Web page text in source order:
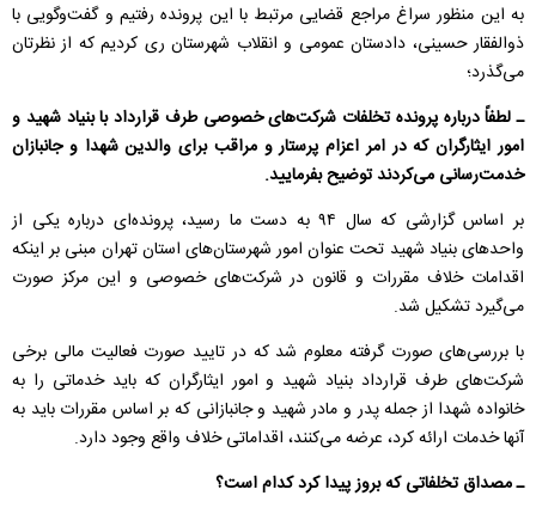
به این منظور سراغ مراجع قضایی مرتبط با این پرونده رفتیم و گفت‌وگویی با
ذوالفقار حسینی، دادستان عمومی و انقلاب شهرستان ری کردیم که از نظرتان
می‌گذرد؛
ـ لطفاً درباره پرونده تخلفات شرکت‌های خصوصی طرف قرارداد با بنیاد شهید و
امور ایثارگران که در امر اعزام پرستار و مراقب برای والدین شهدا و جانبازان
خدمت‌رسانی می‌کردند توضیح بفرمایید.
بر اساس گزارشی که سال ۹۴ به دست ما رسید، پرونده‌ای درباره یکی از
واحدهای بنیاد شهید تحت عنوان امور شهرستان‌های استان تهران مبنی بر اینکه
اقدامات خلاف مقررات و قانون در شرکت‌های خصوصی و این مرکز صورت
می‌گیرد تشکیل شد.
با بررسی‌های صورت گرفته معلوم شد که در تایید صورت فعالیت مالی برخی
شرکت‌های طرف قرارداد بنیاد شهید و امور ایثارگران که باید خدماتی را به
خانواده شهدا از جمله پدر و مادر شهید و جانبازانی که بر اساس مقررات باید به
آنها خدمات ارائه کرد، عرضه می‌کنند، اقداماتی خلاف واقع وجود دارد.
ـ مصداق‌ تخلفاتی که بروز پیدا کرد کدام است؟